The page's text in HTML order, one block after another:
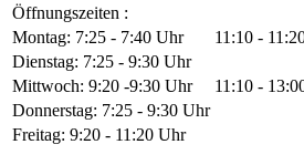
Öffnungszeiten :
Montag: 7:25 - 7:40 Uhr
11:10 -
Dienstag: 7:25 - 9:30 Uhr
Mittwoch: 9:20 -9:30 Uhr
11:10 -
Donnerstag: 7:25 - 9:30 Uhr
Freitag: 9:20 - 11:20 Uhr